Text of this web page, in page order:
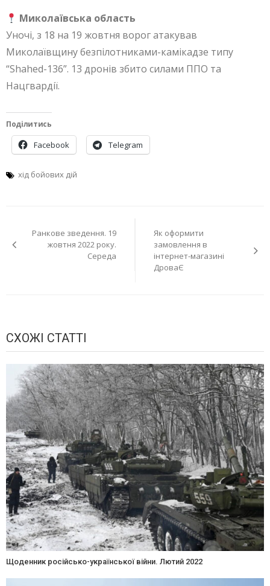
Миколаївська область
Уночі, з 18 на 19 жовтня ворог атакував
Миколаївщину безпілотниками-камікадзе типу
“Shahed-136”. 13 дронів збито силами ППО та
Нацгвардії.
Поділитись
Facebook Telegram
хід бойових дій
записів
Ранкове зведення. 19
жовтня 2022 року.
Середа
Як оформити
замовлення в
інтернет-магазині
ДроваЄ
СХОЖІ СТАТТІ
Щоденник російсько-української війни. Лютий 2022